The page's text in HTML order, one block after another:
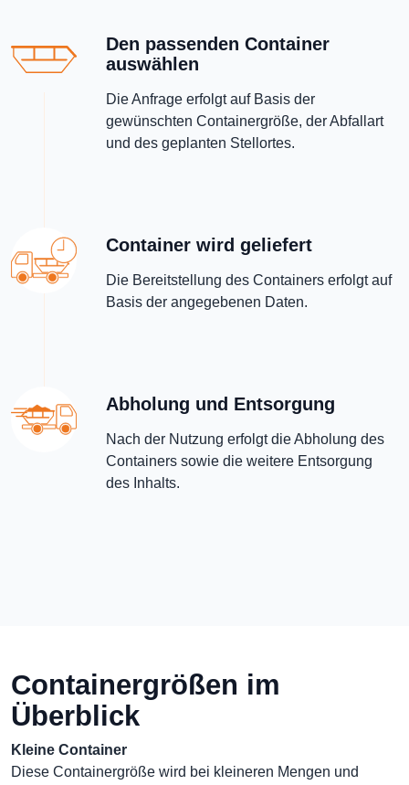
Den passenden Container
auswählen
Die Anfrage erfolgt auf Basis der
gewünschten Containergröße, der Abfallart
und des geplanten Stellortes.
Container wird geliefert
Die Bereitstellung des Containers erfolgt auf
Basis der angegebenen Daten.
Abholung und Entsorgung
Nach der Nutzung erfolgt die Abholung des
Containers sowie die weitere Entsorgung
des Inhalts.
Containergrößen im
Überblick
Kleine Container
Diese Containergröße wird bei kleineren Mengen und